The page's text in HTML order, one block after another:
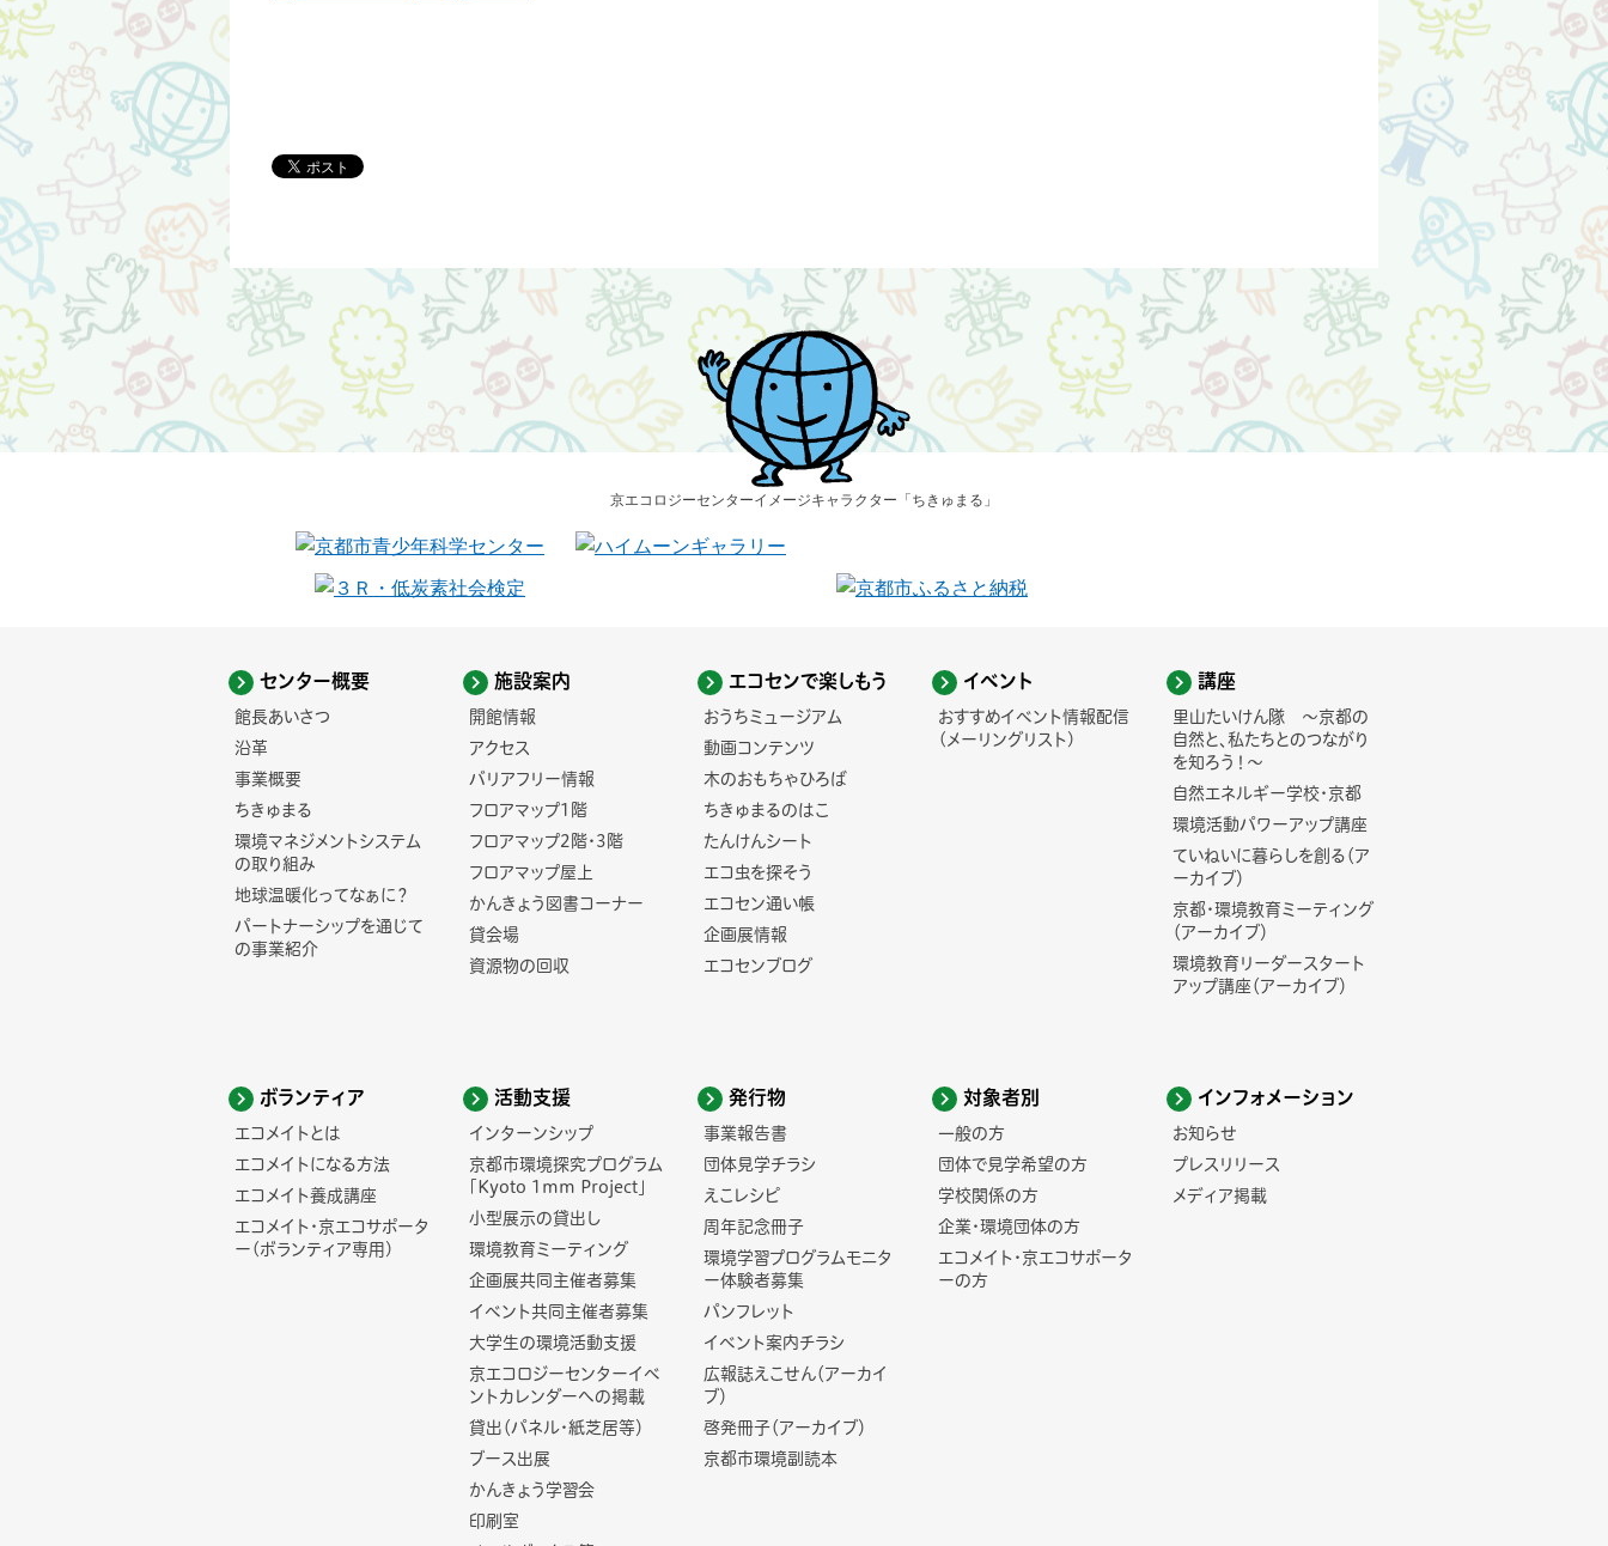
京エコロジーセンターイメージキャラクター 「ちきゅまる」
センター概要
館長あいさつ
沿革
事業概要
ちきゅまる
環境マネジメントシステム
の取り組み
地球温暖化ってなぁに？
パートナーシップを通じて
の事業紹介
施設案内
開館情報
アクセス
バリアフリー情報
フロアマップ1階
フロアマップ2階・3階
フロアマップ屋上
かんきょう図書コーナー
貸会場
資源物の回収
エコセンで楽しもう
おうちミュージアム
動画コンテンツ
木のおもちゃひろば
ちきゅまるのはこ
たんけんシート
エコ虫を探そう
エコセン通い帳
企画展情報
エコセンブログ
イベント
おすすめイベント情報配信
(メーリングリスト)
講座
里山たいけん隊 ～京都の
自然と、私たちとのつながり
を知ろう！～
自然エネルギー学校・京都
環境活動パワーアップ講座
ていねいに暮らしを創る（ア
ーカイブ）
京都・環境教育ミーティング
（アーカイブ）
環境教育リーダースタート
アップ講座（アーカイブ）
ボランティア
エコメイトとは
エコメイトになる方法
エコメイト養成講座
エコメイト・京エコサポータ
ー(ボランティア専用)
活動支援
インターンシップ
京都市環境探究プログラム
「Kyoto 1mm Project」
小型展示の貸出し
環境教育ミーティング
企画展共同主催者募集
イベント共同主催者募集
大学生の環境活動支援
京エコロジーセンターイベ
ントカレンダーへの掲載
貸出（パネル・紙芝居等）
ブース出展
かんきょう学習会
印刷室
発行物
事業報告書
団体見学チラシ
えこレシピ
周年記念冊子
環境学習プログラムモニタ
ー体験者募集
パンフレット
イベント案内チラシ
広報誌えこせん（アーカイ
ブ）
啓発冊子（アーカイブ）
京都市環境副読本
対象者別
一般の方
団体で見学希望の方
学校関係の方
企業・環境団体の方
エコメイト・京エコサポータ
ーの方
インフォメーション
お知らせ
プレスリリース
メディア掲載